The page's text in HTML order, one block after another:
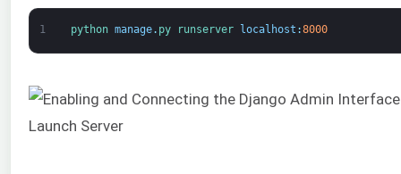
1 python manage. py runserver localhost :8000